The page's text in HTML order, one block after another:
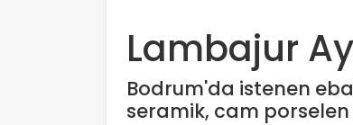
Lambajur
Bodrum'da istenen
seramik, cam porselen